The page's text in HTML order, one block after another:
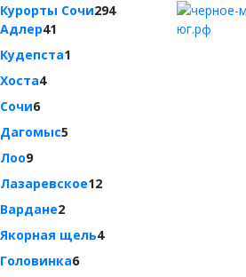
Курорты Сочи294
Адлер41
Кудепста1
Хоста4
Сочи6
Дагомыс5
Лоо9
Лазаревское12
Вардане2
Якорная щель4
Головинка6